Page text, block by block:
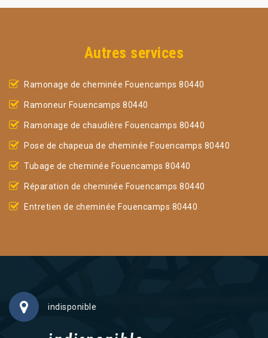
Autres services
Ramonage de cheminée Fouencamps 80440
Ramoneur Fouencamps 80440
Ramonage de chaudière Fouencamps 80440
Pose de chapeua de cheminée Fouencamps 80440
Tubage de cheminée Fouencamps 80440
Réparation de cheminée Fouencamps 80440
Entretien de cheminée Fouencamps 80440
indisponible